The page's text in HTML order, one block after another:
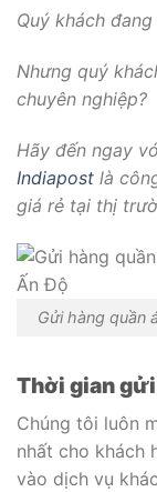
Quý khách
Nhưng quý
chuyên nghiệp?
Hãy đến ngay
Indiapost là
giá rẻ tại thị
Gửi hàng quần
Thời gian
Chúng tôi luôn
nhất cho khách
vào dịch vụ